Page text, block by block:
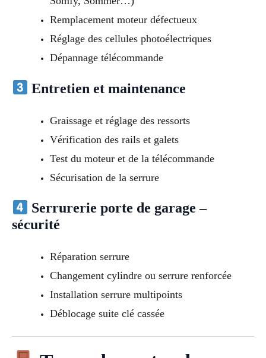
Remplacement moteur défectueux
Réglage des cellules photoélectriques
Dépannage télécommande
Entretien et maintenance
Graissage et réglage des ressorts
Vérification des rails et galets
Test du moteur et de la télécommande
Sécurisation de la serrure
Serrurerie porte de garage –
sécurité
Réparation serrure
Changement cylindre ou serrure renforcée
Installation serrure multipoints
Déblocage suite clé cassée